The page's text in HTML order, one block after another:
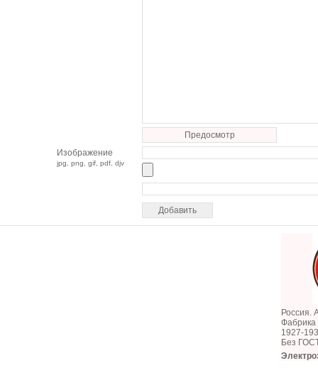
Предосмотр
Изображение
jpg, png, gif, pdf, djv
Россия.
1927-
Без